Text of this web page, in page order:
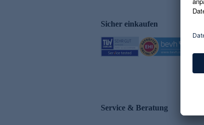
Sicher einkaufen
Service & Beratung